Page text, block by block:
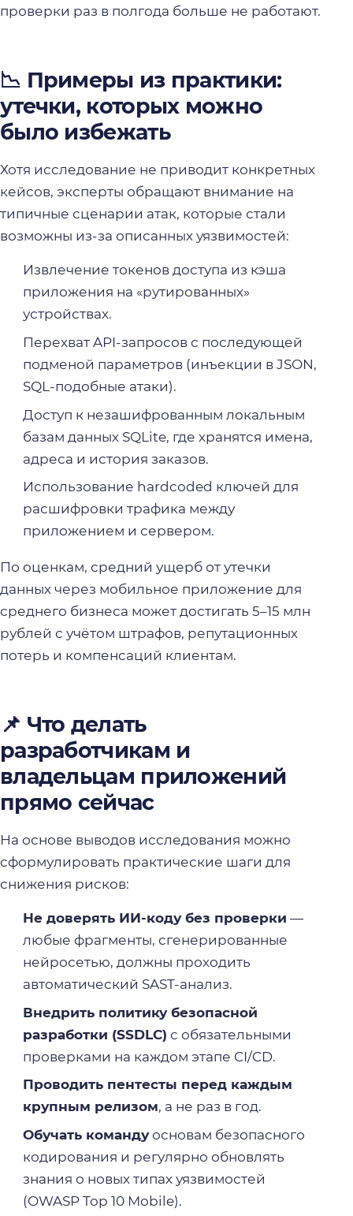
проверки раз в полгода больше не работают.
📉 Примеры из практики:
утечки, которых можно
было избежать
Хотя исследование не приводит конкретных
кейсов, эксперты обращают внимание на
типичные сценарии атак, которые стали
возможны из-за описанных уязвимостей:
Извлечение токенов доступа из кэша
приложения на «рутированных»
устройствах.
Перехват API-запросов с последующей
подменой параметров (инъекции в JSON,
SQL-подобные атаки).
Доступ к незашифрованным локальным
базам данных SQLite, где хранятся имена,
адреса и история заказов.
Использование hardcoded ключей для
расшифровки трафика между
приложением и сервером.
По оценкам, средний ущерб от утечки
данных через мобильное приложение для
среднего бизнеса может достигать 5–15 млн
рублей с учётом штрафов, репутационных
потерь и компенсаций клиентам.
📌 Что делать
разработчикам и
владельцам приложений
прямо сейчас
На основе выводов исследования можно
сформулировать практические шаги для
снижения рисков:
Не доверять ИИ-коду без проверки —
любые фрагменты, сгенерированные
нейросетью, должны проходить
автоматический SAST-анализ.
Внедрить политику безопасной
разработки (SSDLC) с обязательными
проверками на каждом этапе CI/CD.
Проводить пентесты перед каждым
крупным релизом, а не раз в год.
Обучать командуосновам безопасного
кодирования и регулярно обновлять
знания о новых типах уязвимостей
(OWASP Top 10 Mobile).